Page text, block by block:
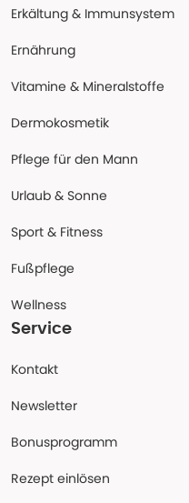
Erkältung & Immunsystem
Ernährung
Vitamine & Mineralstoffe
Dermokosmetik
Pflege für den Mann
Urlaub & Sonne
Sport & Fitness
Fußpflege
Wellness
Service
Kontakt
Newsletter
Bonusprogramm
Rezept einlösen